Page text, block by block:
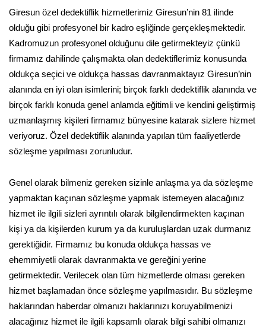
Giresun özel dedektiflik hizmetlerimiz Giresun’nin 81 ilinde
olduğu gibi profesyonel bir kadro eşliğinde gerçekleşmektedir.
Kadromuzun profesyonel olduğunu dile getirmekteyiz çünkü
firmamız dahilinde çalışmakta olan dedektiflerimiz konusunda
oldukça seçici ve oldukça hassas davranmaktayız Giresun’nin
alanında en iyi olan isimlerini; birçok farklı dedektiflik alanında ve
birçok farklı konuda genel anlamda eğitimli ve kendini geliştirmiş
uzmanlaşmış kişileri firmamız bünyesine katarak sizlere hizmet
veriyoruz. Özel dedektiflik alanında yapılan tüm faaliyetlerde
sözleşme yapılması zorunludur.
Genel olarak bilmeniz gereken sizinle anlaşma ya da sözleşme
yapmaktan kaçınan sözleşme yapmak istemeyen alacağınız
hizmet ile ilgili sizleri ayrıntılı olarak bilgilendirmekten kaçınan
kişi ya da kişilerden kurum ya da kuruluşlardan uzak durmanız
gerektiğidir. Firmamız bu konuda oldukça hassas ve
ehemmiyetli olarak davranmakta ve gereğini yerine
getirmektedir. Verilecek olan tüm hizmetlerde olması gereken
hizmet başlamadan önce sözleşme yapılmasıdır. Bu sözleşme
haklarından haberdar olmanızı haklarınızı koruyabilmenizi
alacağınız hizmet ile ilgili kapsamlı olarak bilgi sahibi olmanızı